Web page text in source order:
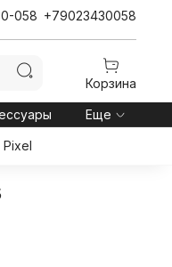
058 +79023430058
Корзина
Еще